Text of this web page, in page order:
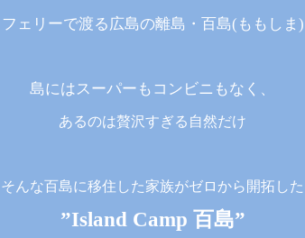
フェリーで渡る広島の離島・百島(ももしま)
島にはスーパーもコンビニもなく、
あるのは贅沢すぎる自然だけ
そんな百島に移住した家族がゼロから開拓した
”Island Camp 百島”